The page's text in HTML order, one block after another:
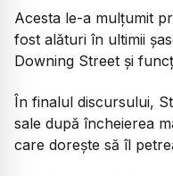
Acesta le-a mulțumit
fost alături în ultimii
Downing Street și
În finalul discursului,
sale după încheierea
care dorește să îl